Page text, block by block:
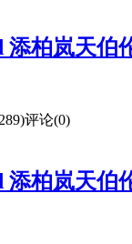
添柏岚天伯
评论(0)
添柏岚天伯